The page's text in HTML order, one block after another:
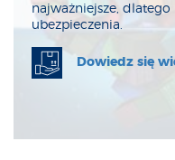
najważniejsze,
ubezpieczenia.
Dowiedz się